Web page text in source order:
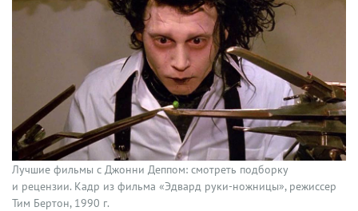
Лучшие фильмы с Джонни Деппом: смотреть подборку
и рецензии. Кадр из фильма «Эдвард руки-ножницы», режиссер
Тим Бертон, 1990 г.